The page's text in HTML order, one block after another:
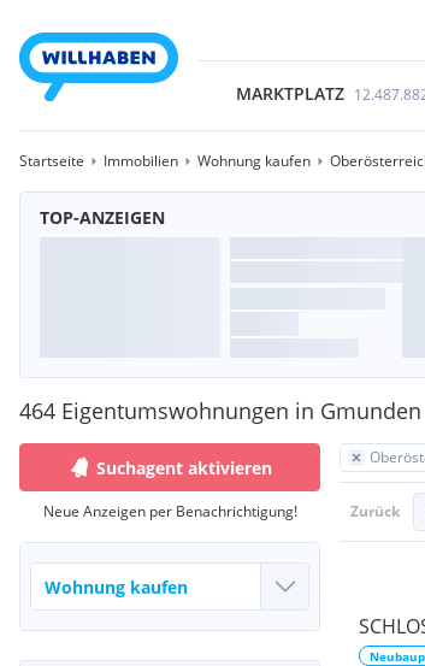
MARKTPLATZ
Startseite Immobilien Wohnung kaufen
TOP-ANZEIGEN
464 Eigentumswohnungen in Gmunden
Suchagent aktivieren
Neue Anzeigen per Benachrichtigung! Zurück